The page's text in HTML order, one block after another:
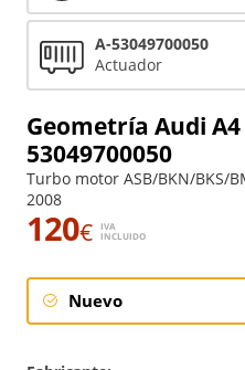
Geometría Audi A4
53049700050
Turbo motor ASB/BKN/BKS/
2008
120€
IVA
INCLUIDO
Nuevo
A-53049700050
Actuador